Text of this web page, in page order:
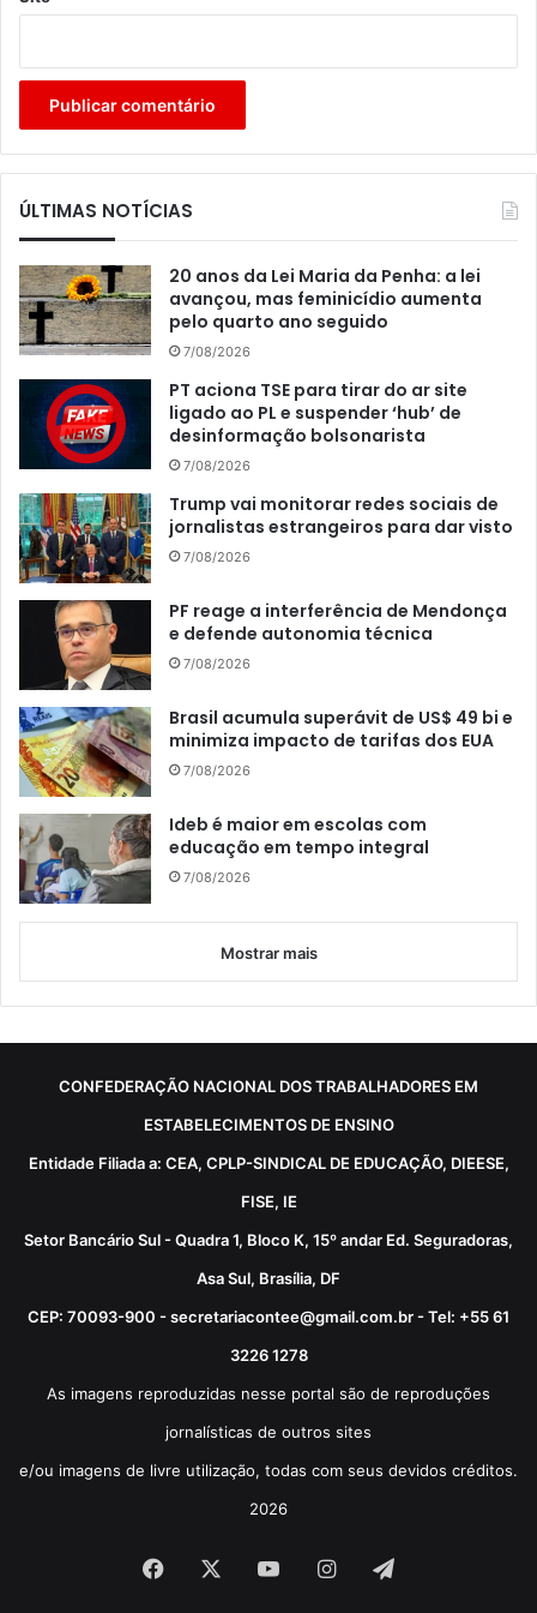
ÚLTIMAS NOTÍCIAS
20 anos da Lei Maria da Penha: a lei
avançou, mas feminicídio aumenta
pelo quarto ano seguido
7/08/2026
PT aciona TSE para tirar do ar site
ligado ao PL e suspender ‘hub’ de
desinformação bolsonarista
7/08/2026
Trump vai monitorar redes sociais de
jornalistas estrangeiros para dar visto
7/08/2026
PF reage a interferência de Mendonça
e defende autonomia técnica
7/08/2026
Brasil acumula superávit de US$ 49 bi e
minimiza impacto de tarifas dos EUA
7/08/2026
Ideb é maior em escolas com
educação em tempo integral
7/08/2026
Mostrar mais
CONFEDERAÇÃO NACIONAL DOS TRABALHADORES EM
ESTABELECIMENTOS DE ENSINO
Entidade Filiada a: CEA, CPLP-SINDICAL DE EDUCAÇÃO, DIEESE,
FISE, IE
Setor Bancário Sul - Quadra 1, Bloco K, 15º andar Ed. Seguradoras,
Asa Sul, Brasília, DF
CEP: 70093-900 - secretariacontee@gmail.com.br - Tel: +55 61
3226 1278
As imagens reproduzidas nesse portal são de reproduções
jornalísticas de outros sites
e/ou imagens de livre utilização, todas com seus devidos créditos.
2026
Facebook YouTubeInstagram